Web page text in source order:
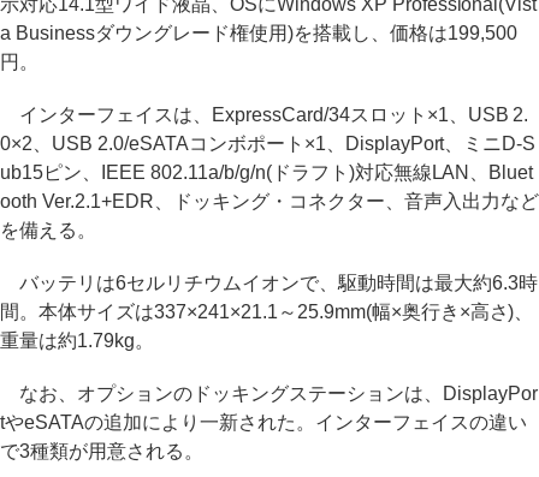
示対応14.1型ワイド液晶、OSにWindows XP Professional(Vist
a Businessダウングレード権使用)を搭載し、価格は199,500
円。
インターフェイスは、ExpressCard/34スロット×1、USB 2.
0×2、USB 2.0/eSATAコンボポート×1、DisplayPort、ミニD-S
ub15ピン、IEEE 802.11a/b/g/n(ドラフト)対応無線LAN、Bluet
ooth Ver.2.1+EDR、ドッキング・コネクター、音声入出力など
を備える。
バッテリは6セルリチウムイオンで、駆動時間は最大約6.3時
間。本体サイズは337×241×21.1～25.9mm(幅×奥行き×高さ)、
重量は約1.79kg。
なお、オプションのドッキングステーションは、DisplayPor
tやeSATAの追加により一新された。インターフェイスの違い
で3種類が用意される。